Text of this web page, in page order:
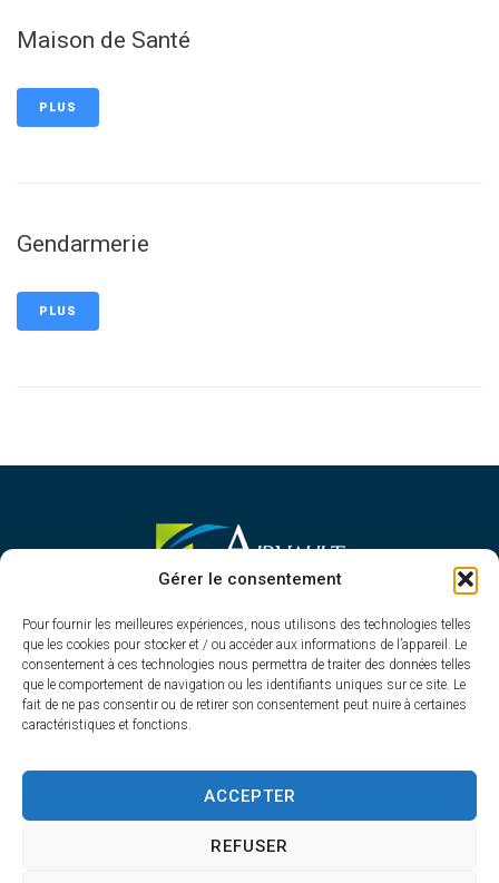
Gérer le consentement
Pour fournir les meilleures expériences, nous utilisons des technologies telles
que les cookies pour stocker et / ou accéder aux informations de l’appareil. Le
consentement à ces technologies nous permettra de traiter des données telles
que le comportement de navigation ou les identifiants uniques sur ce site. Le
fait de ne pas consentir ou de retirer son consentement peut nuire à certaines
caractéristiques et fonctions.
ACCEPTER
REFUSER
Maison de Santé
PLUS
Gendarmerie
PLUS
MAIRIE D'AIRVAULT
1 Rue Constant Balquet,
79600 Airvault
05 49 64 70 13
Contacter la mairie
Du lundi au vendredi
de 8h30 à 12h30 et de 13h45 à 17h30